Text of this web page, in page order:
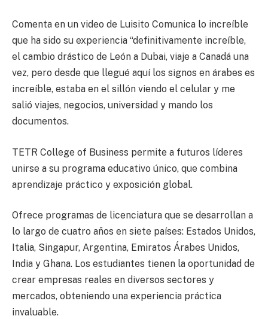
Comenta en un video de Luisito Comunica lo increíble
que ha sido su experiencia “definitivamente increíble,
el cambio drástico de León a Dubai, viaje a Canadá una
vez, pero desde que llegué aquí los signos en árabes es
increíble, estaba en el sillón viendo el celular y me
salió viajes, negocios, universidad y mando los
documentos.
TETR College of Business permite a futuros líderes
unirse a su programa educativo único, que combina
aprendizaje práctico y exposición global.
Ofrece programas de licenciatura que se desarrollan a
lo largo de cuatro años en siete países: Estados Unidos,
Italia, Singapur, Argentina, Emiratos Árabes Unidos,
India y Ghana. Los estudiantes tienen la oportunidad de
crear empresas reales en diversos sectores y
mercados, obteniendo una experiencia práctica
invaluable.